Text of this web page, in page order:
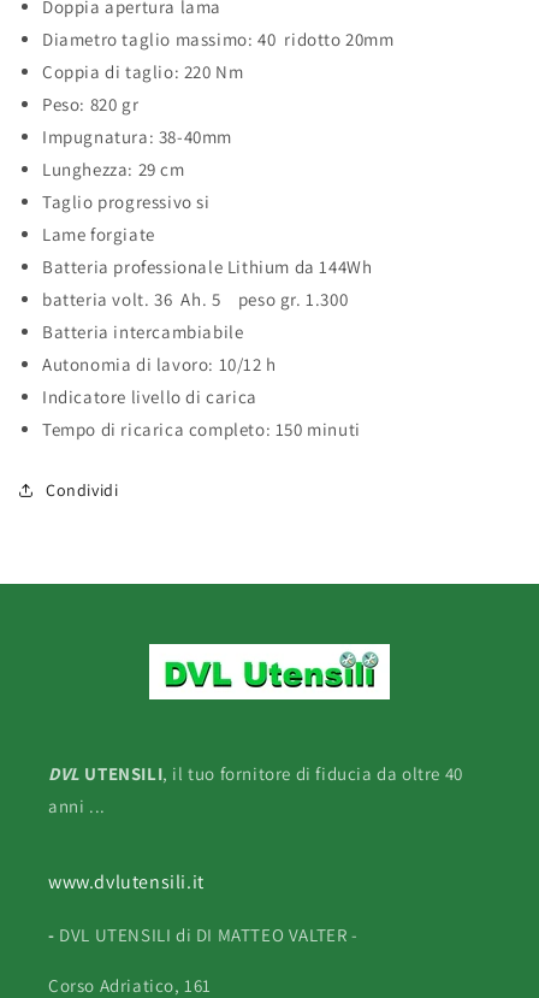
Doppia apertura lama
Diametro taglio massimo: 40 ridotto 20mm
Coppia di taglio: 220 Nm
Peso: 820 gr
Impugnatura: 38-40mm
Lunghezza: 29 cm
Taglio progressivo si
Lame forgiate
Batteria professionale Lithium da 144Wh
batteria volt. 36 Ah. 5 peso gr. 1.300
Batteria intercambiabile
Autonomia di lavoro: 10/12 h
Indicatore livello di carica
Tempo di ricarica completo: 150 minuti
Condividi
DVL UTENSILI, il tuo fornitore di fiducia da oltre 40
anni ...
www.dvlutensili.it
- DVL UTENSILI di DI MATTEO VALTER -
Corso Adriatico, 161